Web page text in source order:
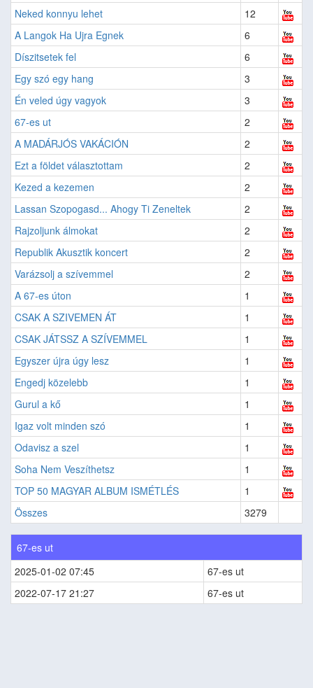
Neked konnyu lehet
12
A Langok Ha Ujra Egnek
6
Díszitsetek fel
6
Egy szó egy hang
3
Én veled úgy vagyok
3
67-es ut
2
A MADÁRJÓS VAKÁCIÓN
2
Ezt a földet választottam
2
Kezed a kezemen
2
Lassan Szopogasd... Ahogy Ti Zeneltek
2
Rajzoljunk álmokat
2
Republik Akusztik koncert
2
Varázsolj a szívemmel
2
A 67-es úton
1
CSAK A SZIVEMEN ÁT
1
CSAK JÁTSSZ A SZÍVEMMEL
1
Egyszer újra úgy lesz
1
Engedj közelebb
1
Gurul a kő
1
Igaz volt minden szó
1
Odavisz a szel
1
Soha Nem Veszíthetsz
1
TOP 50 MAGYAR ALBUM ISMÉTLÉS
1
Összes
3279
67-es ut
2025-01-02 07:45
67-es ut
2022-07-17 21:27
67-es ut